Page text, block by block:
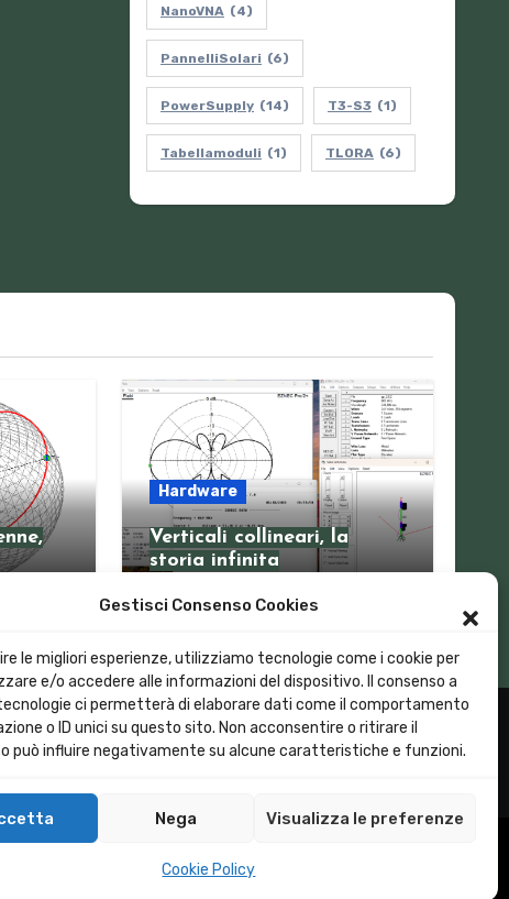
Gestisci Consenso Cookies
le migliori esperienze, utilizziamo tecnologie come i cookie per
e/o accedere alle informazioni del dispositivo. Il consenso a
ci permetterà di elaborare dati come il comportamento
o ID unici su questo sito. Non acconsentire o ritirare il
può influire negativamente su alcune caratteristiche e funzioni.
Nega Visualizza le preferenze
Cookie Policy
NanoVNA (4)
PannelliSolari (6)
PowerSupply (14) T3-S3 (1)
Tabellamoduli (1) TLORA (6)
Hardware
Verticali collineari, la
storia infinita
Privacy Policy